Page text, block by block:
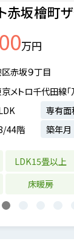
赤坂檜町
万円
赤坂９丁目
メトロ千代田線
専有面
44階 築年月
LDK15畳以上
床暖房
1